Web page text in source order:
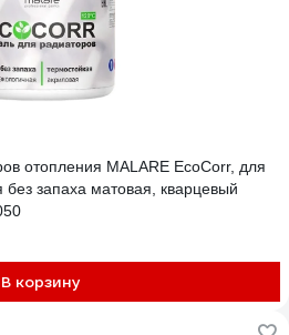
отопления MALARE EcoCorr, для
запаха матовая, кварцевый
В корзину